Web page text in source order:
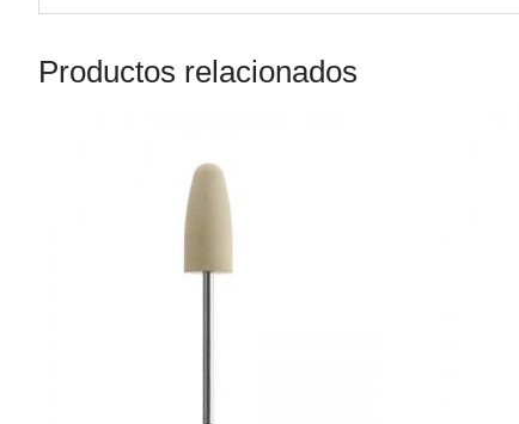
Productos relacionados